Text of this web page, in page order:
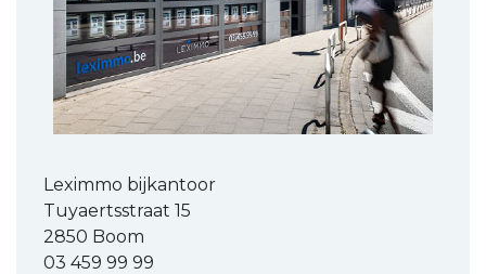
Leximmo bijkantoor
Tuyaertsstraat 15
2850 Boom
03 459 99 99